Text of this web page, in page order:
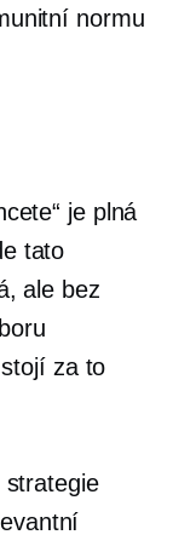
normu
je plná
tato
ale bez
za to
strategie